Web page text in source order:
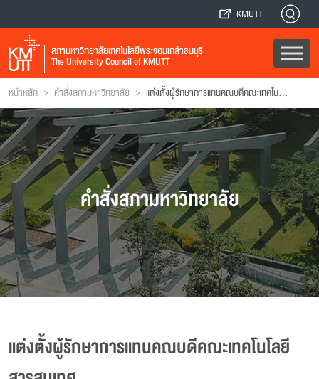
KMUTT
สภามหาวิทยาลัยเทคโนโลยีพระจอมเกล้าธนบุรี
The University Council of KMUTT
หน้าหลัก > คำสั่งสภามหาวิทยาลัย > แต่งตั้งผู้รักษาการแทนคณบดีคณะเทคโนโลยีสารสนเทศ
คำสั่งสภามหาวิทยาลัย
แต่งตั้งผู้รักษาการแทนคณบดีคณะเทคโนโลยี